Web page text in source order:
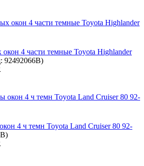
4 части темные Toyota Highlander
92492066B)
4 ч темн Toyota Land Cruiser 80 92-
)